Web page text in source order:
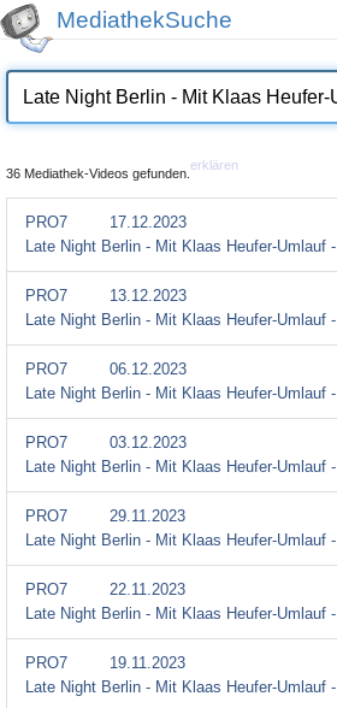
MediathekSuche
36 Mediathek-Videos gefunden.
erklären
PRO7
17.12.2023
Late Night Berlin - Mit Klaas Heufer-Umlauf -
PRO7
13.12.2023
Late Night Berlin - Mit Klaas Heufer-Umlauf -
PRO7
06.12.2023
Late Night Berlin - Mit Klaas Heufer-Umlauf -
PRO7
03.12.2023
Late Night Berlin - Mit Klaas Heufer-Umlauf -
PRO7
29.11.2023
Late Night Berlin - Mit Klaas Heufer-Umlauf -
PRO7
22.11.2023
Late Night Berlin - Mit Klaas Heufer-Umlauf -
PRO7
19.11.2023
Late Night Berlin - Mit Klaas Heufer-Umlauf -